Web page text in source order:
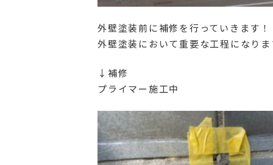
外壁塗装前に補修を行っていきます！
外壁塗装において重要な工程になりま
↓補修
プライマー施工中